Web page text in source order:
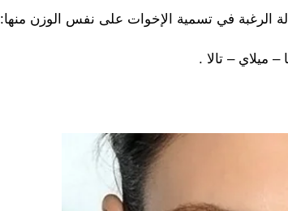
الرغبة في تسمية الإخوات على نفس الوزن منها:
– ميلاي – تالا .